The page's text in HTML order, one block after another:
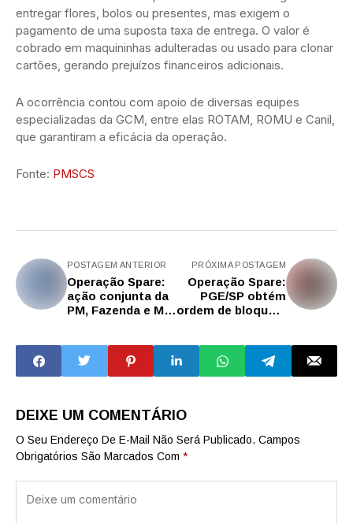
entregar flores, bolos ou presentes, mas exigem o
pagamento de uma suposta taxa de entrega. O valor é
cobrado em maquininhas adulteradas ou usado para clonar
cartões, gerando prejuízos financeiros adicionais.
A ocorrência contou com apoio de diversas equipes
especializadas da GCM, entre elas ROTAM, ROMU e Canil,
que garantiram a eficácia da operação.
Fonte: PMSCS
POSTAGEM ANTERIOR
Operação Spare:
ação conjunta da
PM, Fazenda e MP
setor de
combustíveis com
dívida bilionária
PRÓXIMA POSTAGEM
Operação Spare:
PGE/SP obtém
ordem de bloqueio
DEIXE UM COMENTÁRIO
O Seu Endereço De E-Mail Não Será Publicado. Campos
Obrigatórios São Marcados Com *